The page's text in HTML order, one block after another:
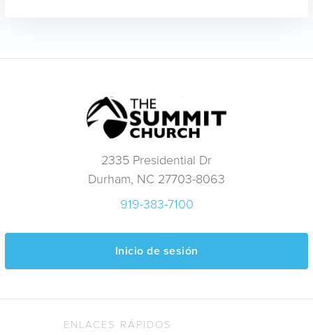
2335 Presidential Dr
Durham, NC 27703-8063
919-383-7100
Inicio de sesión
ENLACES RÁPIDOS